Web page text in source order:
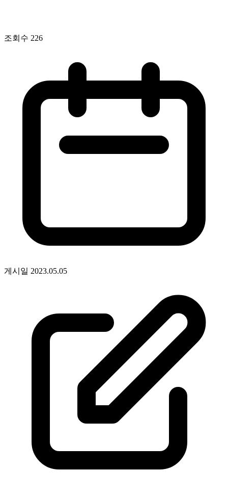
조회수 226
게시일 2023.05.05